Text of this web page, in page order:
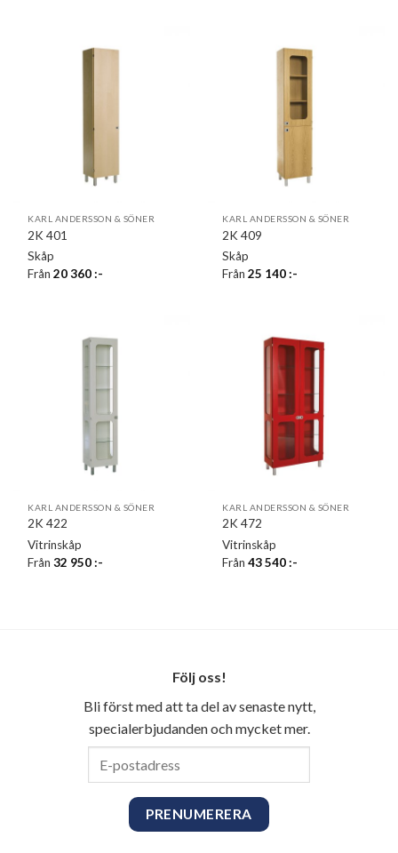
KARL ANDERSSON & SÖNER
2K 401
Skåp
Från20 360:-
KARL ANDERSSON & SÖNER
2K 409
Skåp
Från25 140:-
KARL ANDERSSON & SÖNER
2K 422
Vitrinskåp
Från32 950:-
KARL ANDERSSON & SÖNER
2K 472
Vitrinskåp
Från43 540:-
Följ oss!
Bli först med att ta del av senaste nytt,
specialerbjudanden och mycket mer.